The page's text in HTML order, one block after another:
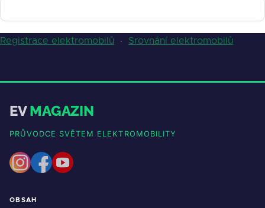
Registrace elektromobilů · Srovnání elektromobilů
EVMAGAZIN
PRŮVODCE SVĚTEM ELEKTROMOBILITY
OBSAH